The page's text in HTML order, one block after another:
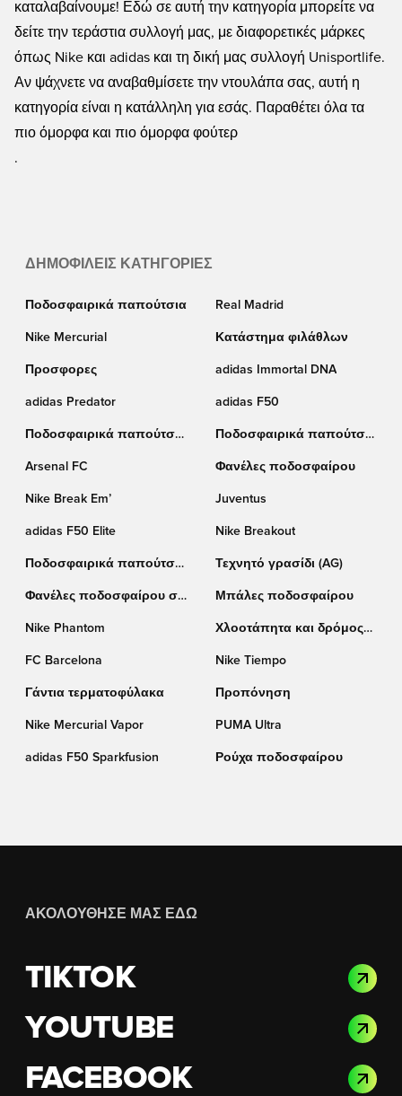
Originals.
καταλαβαίνουμε! Εδώ σε αυτή την κατηγορία μπορείτε να
δείτε την τεράστια συλλογή μας, με διαφορετικές μάρκες
όπως Nike και adidas και τη δική μας συλλογή Unisportlife.
Αν ψάχνετε να αναβαθμίσετε την ντουλάπα σας, αυτή η
κατηγορία είναι η κατάλληλη για εσάς. Παραθέτει όλα τα
πιο όμορφα και πιο όμορφα φούτερ
.
ΔΗΜΟΦΙΛΕΊΣ ΚΑΤΗΓΟΡΊΕΣ
Ποδοσφαιρικά παπούτσια Real Madrid
Nike Mercurial Κατάστημα φιλάθλων
Προσφορες adidas Immortal DNA
adidas Predator adidas F50
Ποδοσφαιρικά παπούτσια
Ποδοσφαιρικά παπούτσια
Arsenal FC
Φανέλες ποδοσφαίρου
Nike Break Em’ Juventus
adidas F50 Elite Nike Breakout
Ποδοσφαιρικά παπούτσια
Τεχνητό γρασίδι (AG)
Φανέλες ποδοσφαίρου σε
Μπάλες ποδοσφαίρου
Nike Phantom
Χλοοτάπητα και δρόμος
FC Barcelona
Nike Tiempo
Γάντια τερματοφύλακα Προπόνηση
Nike Mercurial Vapor PUMA Ultra
adidas F50 Sparkfusion Ρούχα ποδοσφαίρου
ΑΚΟΛΟΎΘΗΣΈ ΜΑΣ ΕΔΏ
TIKTOK
YOUTUBE
FACEBOOK